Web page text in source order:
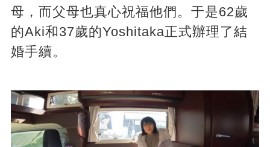
母，而父母也真心祝福他們。于是62歲
的Aki和37歲的Yoshitaka正式辦理了結
婚手續。